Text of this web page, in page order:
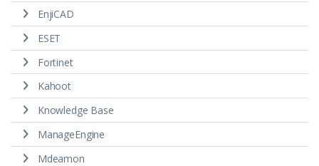
EnjiCAD
ESET
Fortinet
Kahoot
Knowledge Base
ManageEngine
Mdeamon